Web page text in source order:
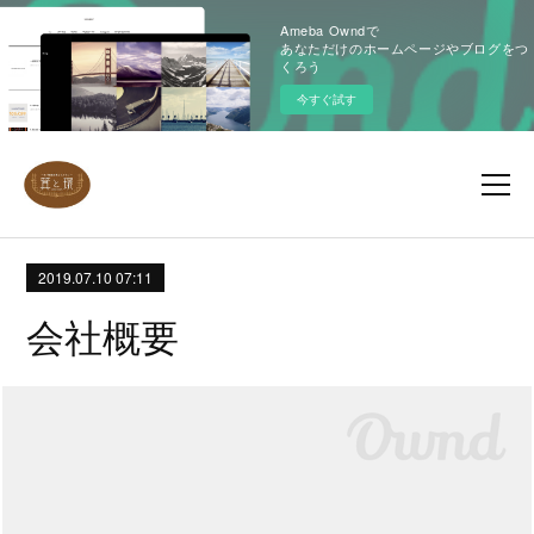
Ameba Owndで
あなただけのホームページやブログをつ
くろう
今すぐ試す
2019.07.10 07:11
会社概要